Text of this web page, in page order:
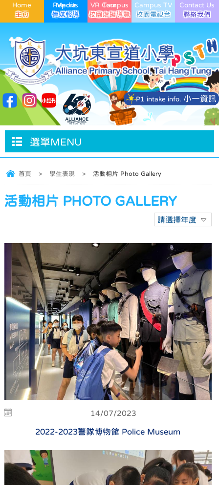
Home Media Reports VR Campus Tour Campus TV Contact Us
P1 intake info. 小一資訊
選單MENU
首頁 > 學生表現 > 活動相片 Photo Gallery
活動相片 PHOTO GALLERY
請選擇年度
14/07/2023
2022-2023警隊博物館 Police Museum